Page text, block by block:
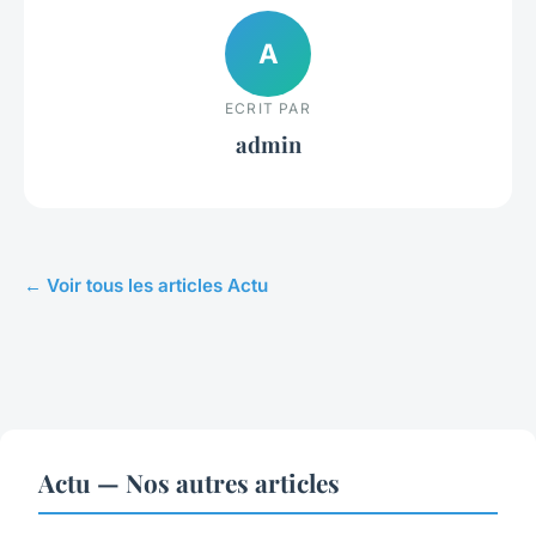
A
ECRIT PAR
admin
← Voir tous les articles Actu
Actu — Nos autres articles